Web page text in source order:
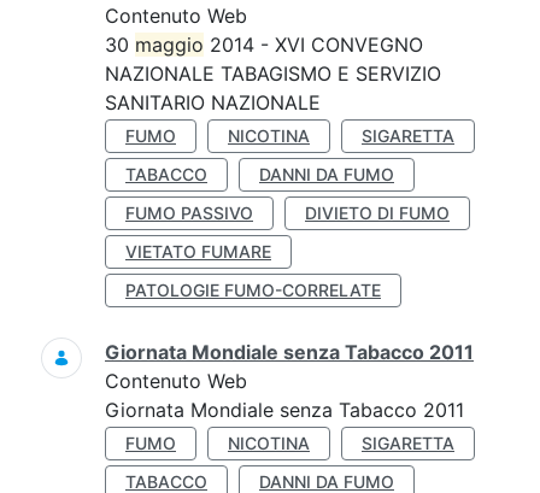
Contenuto Web
30 maggio 2014 - XVI CONVEGNO
NAZIONALE TABAGISMO E SERVIZIO
SANITARIO NAZIONALE
FUMO NICOTINA
SIGARETTA
TABACCO
DANNI DA FUMO
FUMO PASSIVO
DIVIETO DI FUMO
VIETATO FUMARE
PATOLOGIE FUMO-CORRELATE
Giornata Mondiale senza Tabacco 2011
Contenuto Web
Giornata Mondiale senza Tabacco 2011
FUMO NICOTINA
SIGARETTA
TABACCO
DANNI DA FUMO